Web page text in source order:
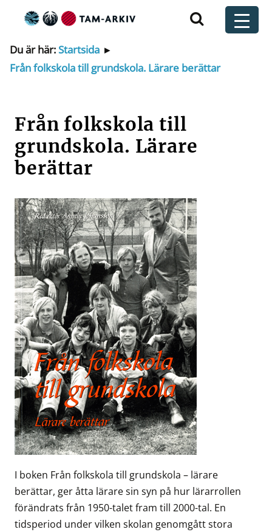
Huvudnavigering
Du är här:Startsida ▸
Från folkskola till grundskola. Lärare berättar
Från folkskola till
grundskola. Lärare
berättar
I boken Från folkskola till grundskola – lärare
berättar, ger åtta lärare sin syn på hur lärarrollen
förändrats från 1950-talet fram till 2000-tal. En
tidsperiod under vilken skolan genomgått stora